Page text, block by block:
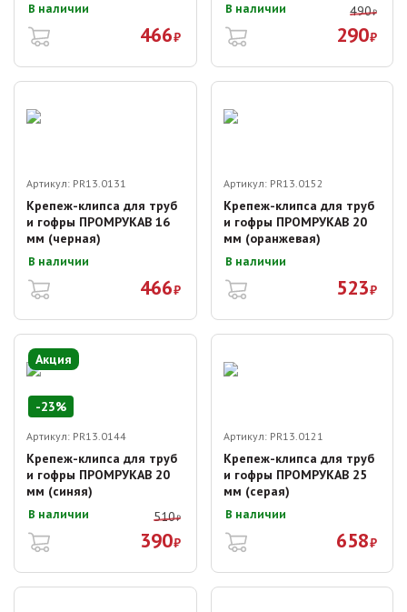
В наличии
466₽
В наличии 490₽
290₽
Артикул: PR13.0131
Крепеж-клипса для труб
и гофры ПРОМРУКАВ 16
мм (черная)
В наличии
466₽
Артикул: PR13.0152
Крепеж-клипса для труб
и гофры ПРОМРУКАВ 20
мм (оранжевая)
В наличии
523₽
Артикул: PR13.0144
Крепеж-клипса для труб
и гофры ПРОМРУКАВ 20
мм (синяя)
В наличии
Акция
-23%
510₽
390₽
Артикул: PR13.0121
Крепеж-клипса для труб
и гофры ПРОМРУКАВ 25
мм (серая)
В наличии
658₽